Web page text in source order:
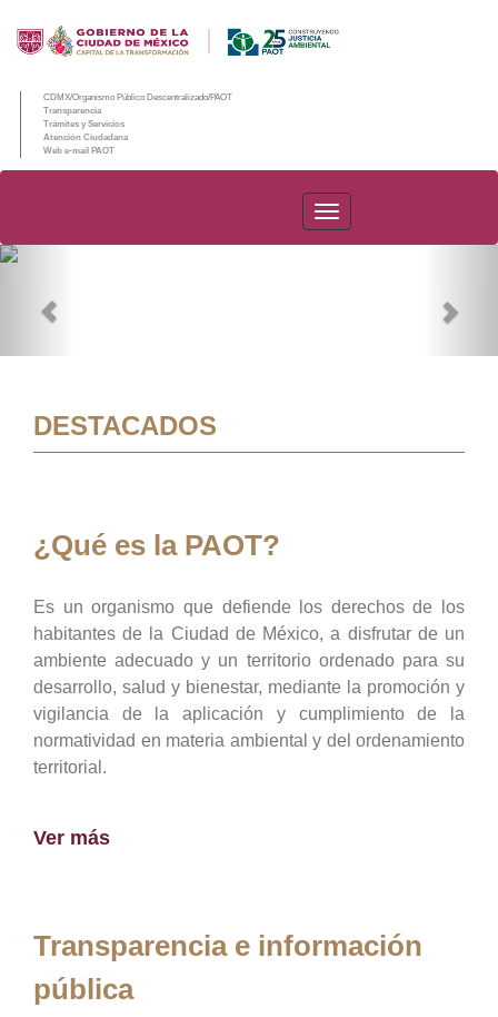
CDMX/Organismo Público Descentralizado/PAOT
Transparencia
Trámites y Servicios
Atención Ciudadana
Web e-mail PAOT
PAOT
DESTACADOS
¿Qué es la PAOT?
Es un organismo que defiende los derechos de los
habitantes de la Ciudad de México, a disfrutar de un
ambiente adecuado y un territorio ordenado para su
desarrollo, salud y bienestar, mediante la promoción y
vigilancia de la aplicación y cumplimiento de la
normatividad en materia ambiental y del ordenamiento
territorial.
Ver más
Transparencia e información
pública